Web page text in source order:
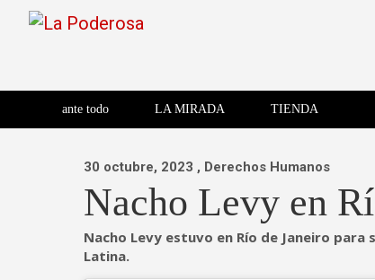
Saltar
La Poderosa
brazo literario del movimiento
La Poderosa
Revista de cultura villera, brazo literario del movimiento
ante todo LA MIRADA TIENDA
30 octubre, 2023 , Derechos Humanos
Nacho Levy en
Nacho Levy estuvo en Río de Janeiro
Latina.